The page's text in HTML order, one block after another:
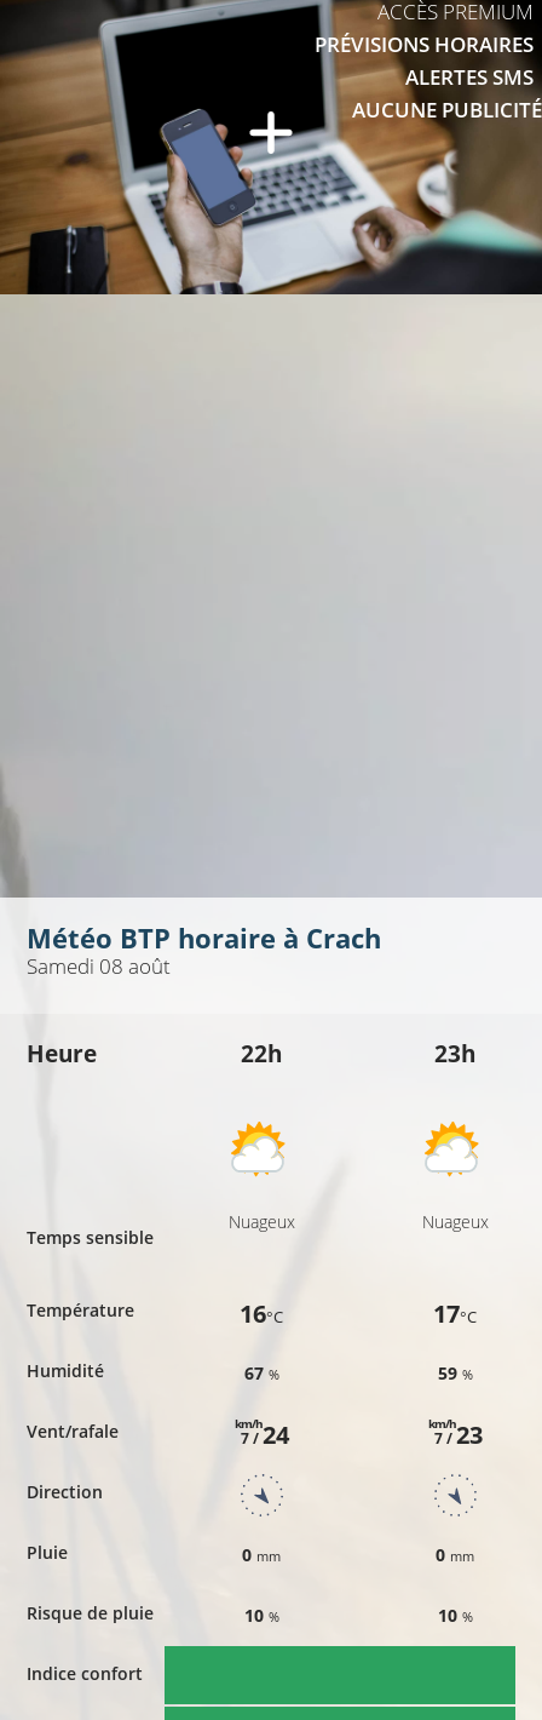
ACCÈS PREMIUM
PRÉVISIONS HORAIRES
ALERTES SMS
AUCUNE PUBLICITÉ
Météo BTP horaire à Crach
Samedi 08 août
Heure
Temps sensible
Température
Humidité
Vent/rafale
Direction
Pluie
Risque de pluie
Indice confort
22h
Nuageux
16°C
67 %
7 /
km/h24
0 mm
10 %
23h
Nuageux
17°C
59 %
7 /
km/h23
0 mm
10 %